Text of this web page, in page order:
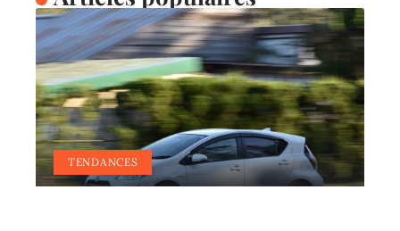
TENDANCES
C’est quoi une voiture